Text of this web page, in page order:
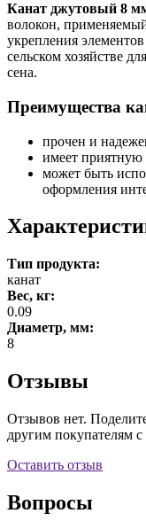
Канат джутовый 8
волокон,
укрепления
сельском хозяйстве
сена.
Преимущества
прочен и
имеет приятную
может быть
оформления
Тип продукта:
канат
Вес, кг:
0.09
Диаметр, мм:
8
Отзывы
Отзывов нет.
другим покупателям
Оставить отзыв
Вопросы